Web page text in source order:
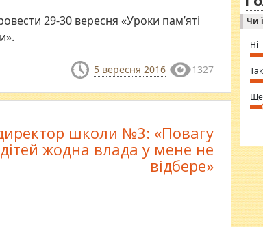
29-30 вересня «Уроки пам’яті
5 вересня 2016 1327
школи №3: «Повагу
жодна влада у мене не
відбере»
in
⇒
Чи
Ні
Так
Ще